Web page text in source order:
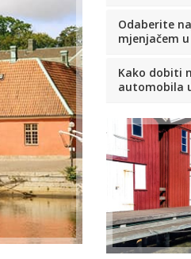
Odaberite
mjenjačem
Kako dobiti
automobila